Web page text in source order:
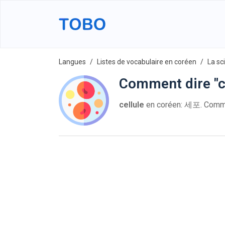
Langues Listes de vocabulaire en coréen La
Comment dire
cellule en coréen: 세포.